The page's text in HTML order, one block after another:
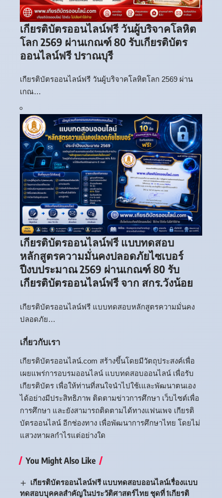
เกียรติบัตรออนไลน์ฟรี วันผู้บริจาคโลหิต
โลก 2569 ผ่านเกณฑ์ 80 รับเกียรติบัตร
ออนไลน์ฟรี ปราณบุรี
เกียรติบัตรออนไลน์ฟรี วันผู้บริจาคโลหิตโลก 2569 ผ่าน
เกณ…
เกียรติบัตรออนไลน์ฟรี แบบทดสอบ
หลักสูตรความมั่นคงปลอดภัยไซเบอร์
ปีงบประมาณ 2569 ผ่านเกณฑ์ 80 รับ
เกียรติบัตรออนไลน์ฟรี จาก สกร.วังน้อย
เกียรติบัตรออนไลน์ฟรี แบบทดสอบหลักสูตรความมั่นคง
ปลอดภัย…
เกี่ยวกับเรา
เกียรติบัตรออนไลน์.com สร้างขึ้นโดยมีวัตถุประสงค์เพื่อ
เผยแพร่การอบรมออนไลน์ แบบทดสอบออนไลน์ เพื่อรับ
เกียรติบัตร เพื่อให้ท่านที่สนใจนำไปใช้เและพัฒนาตนเอง
ได้อย่างมีประสิทธิภาพ ติดตามข่าวการศึกษา เว็บไซต์เพื่อ
การศึกษา และยังสามารถติดตามได้ทางแฟนเพจ เกียรติ
บัตรออนไลน์ อีกช่องทาง เพื่อพัฒนาการศึกษาไทย โดยไม่
แสวงหาผลกำไรแต่อย่างใด
You Might Also Like
เกียรติบัตรออนไลน์ฟรี แบบทดสอบออนไลน์เรื่องแบบ
ทดสอบบุคคลสำคัญในประวัติศาสตร์ไทย ชุดที่ 1เกียรติ